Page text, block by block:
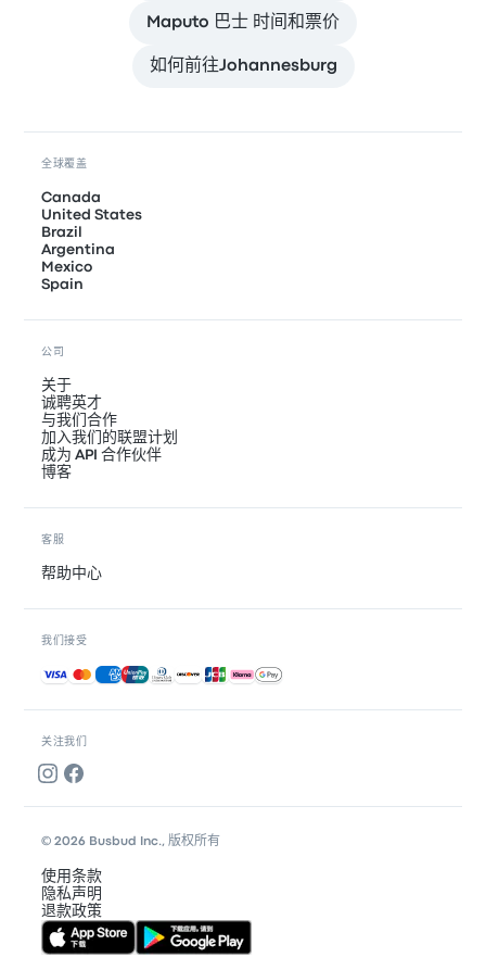
Maputo 巴士 时间和票价
如何前往Johannesburg
关注我们
全球覆盖
Canada
United States
Brazil
Argentina
Mexico
Spain
公司
关于
诚聘英才
与我们合作
加入我们的联盟计划
成为 API 合作伙伴
博客
客服
帮助中心
我们接受
接受的付款方式
© 2026 Busbud Inc., 版权所有
使用条款
隐私声明
退款政策